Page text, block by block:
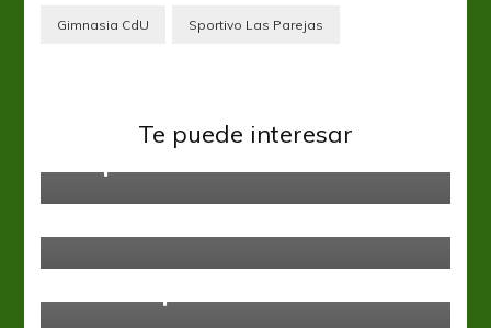
Gimnasia CdU Sportivo Las Parejas
Te puede interesar
Villa Mitre y un empate que